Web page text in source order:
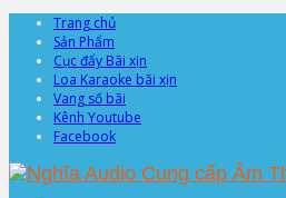
Trang chủ
Sản Phẩm
Cục đẩy Bãi xịn
Loa Karaoke bãi xịn
Vang số bãi
Kênh Youtube
Facebook